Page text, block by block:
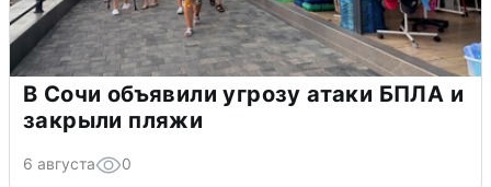
В Сочи объявили угрозу атаки БПЛА и
закрыли пляжи
6 августа 0